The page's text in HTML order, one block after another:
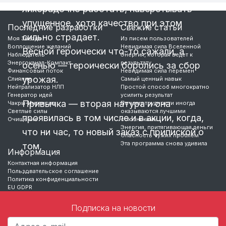
лихорадочно работать, наверстывать
упущенное, хотя качество при этом
сильно страдает.
Весной героически что-то сажали, а
осенью — героически боролись за сбор
урожая.
Привычка — вторая натура и она
проявилась в том числе и в акции, когда,
что ни час, то новый заказ с припиской о
том,
…
Последние разработки
Моя Звезда
Воплощение желаний
Наблюдатель
Энергоканал-Компакт
Финансовый поток
Слияние
Нейтрализатор НЛП
Генератор идей
Чакры-Интенсив
Светлые силы
Очищение
Свежие статьи
Из писем пользователей
Невидимая сила Вселенной
Энергия, которая ведет к
результату
Невидимая сила перемен
Самый ценный навык
Простой способ многократно
усилить результат
Почему трудности иногда
оказываются лучшими
союзниками
Энергия, притягивающая деньги
Опасность чужих проблем
Эта программа снова удивила
Информация
Контактная информация
Пользовательское соглашение
Политика конфиденциальности
EU GDPR
Подписка на новости